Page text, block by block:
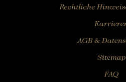
Rechtliche
AGB &
Sitemap
FAQ